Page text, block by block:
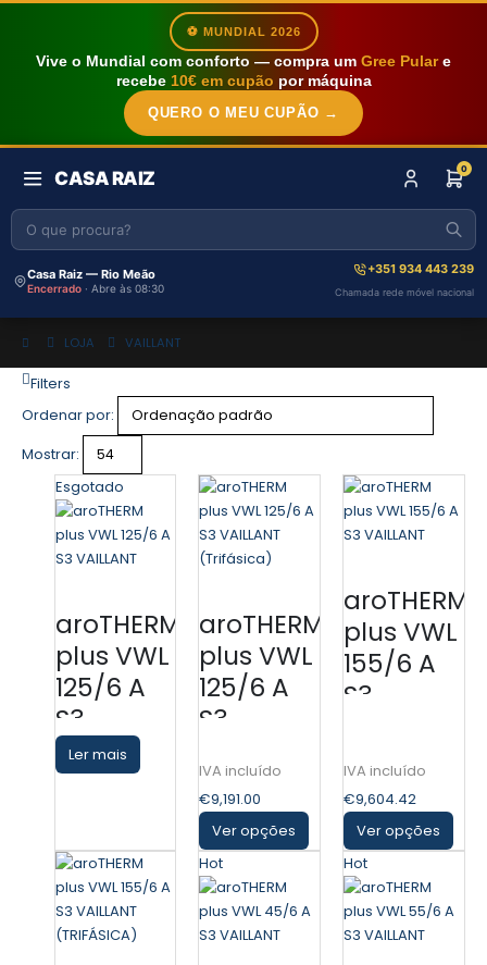
⚽ MUNDIAL 2026
Vive o Mundial com conforto — compra um Gree Pulare
recebe 10€ em cupão por máquina
QUERO O MEU CUPÃO →
CASA RAIZ 0
Casa Raiz — Rio Meão
Encerrado · Abre às 08:30
+351 934 443 239
Chamada rede móvel nacional
LOJA VAILLANT
Filters
Ordenar por:
Mostrar:
Esgotado
aroTHERM
plus VWL
125/6 A
S3
VAILLANT
Ler mais
aroTHERM
plus VWL
125/6 A
S3
(Trifásica)
€9,191.00
Ver opções
aroTHERM
plus VWL
155/6 A
S3
€9,604.42
Ver opções
Hot Hot